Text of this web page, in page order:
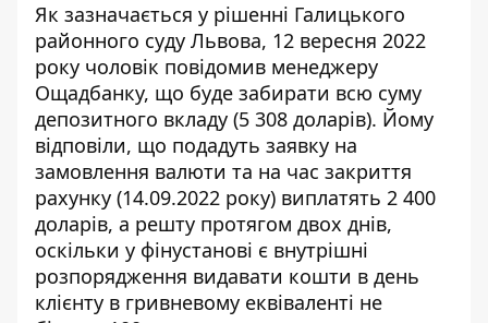
Як зазначається у рішенні Галицького
районного суду Львова, 12 вересня 2022
року чоловік повідомив менеджеру
Ощадбанку, що буде забирати всю суму
депозитного вкладу (5 308 доларів). Йому
відповіли, що подадуть заявку на
замовлення валюти та на час закриття
рахунку (14.09.2022 року) виплатять 2 400
доларів, а решту протягом двох днів,
оскільки у фінустанові є внутрішні
розпорядження видавати кошти в день
клієнту в гривневому еквіваленті не